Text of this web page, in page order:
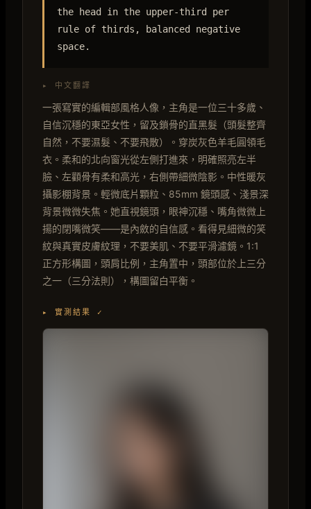
the head in the upper-third per
rule of thirds, balanced negative
space.
▸ 中文翻譯
一張寫實的編輯部風格人像，主角是一位三十多歲、
自信沉穩的東亞女性，留及鎖骨的直黑髮（頭髮整齊
自然，不要濕髮、不要飛散）。穿炭灰色羊毛圓領毛
衣。柔和的北向窗光從左側打進來，明確照亮左半
臉、左顴骨有柔和高光，右側帶細微陰影。中性暖灰
攝影棚背景。輕微底片顆粒、85mm 鏡頭感、淺景深
背景微微失焦。她直視鏡頭，眼神沉穩、嘴角微微上
揚的閉嘴微笑——是內斂的自信感。看得見細微的笑
紋與真實皮膚紋理，不要美肌、不要平滑濾鏡。1:1
正方形構圖，頭肩比例，主角置中，頭部位於上三分
之一（三分法則），構圖留白平衡。
▸ 實測結果 ✓